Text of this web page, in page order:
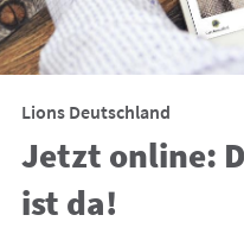
Lions Deutschland
Jetzt online:
ist da!